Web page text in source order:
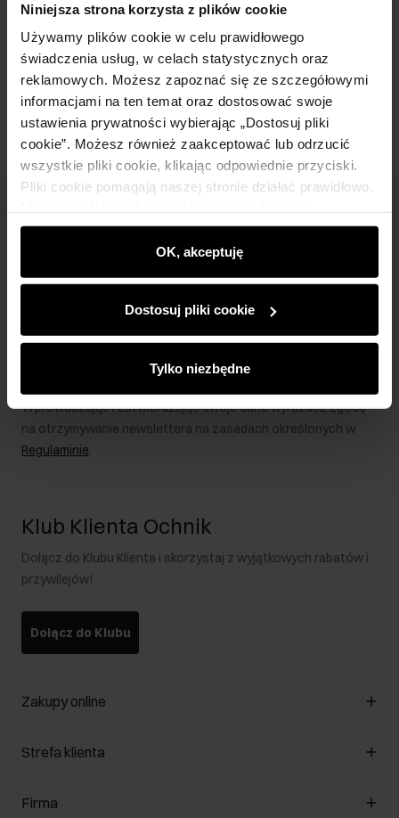
Niniejsza strona korzysta z plików cookie
Używamy plików cookie w celu prawidłowego
świadczenia usług, w celach statystycznych oraz
reklamowych. Możesz zapoznać się ze szczegółowymi
informacjami na ten temat oraz dostosować swoje
ustawienia prywatności wybierając „Dostosuj pliki
cookie”. Możesz również zaakceptować lub odrzucić
wszystkie pliki cookie, klikając odpowiednie przyciski.
Pliki cookie pomagają naszej stronie działać prawidłowo.
wyświetlać im dopasowane do ich preferencji treści,
rekomendacje oraz komunikaty reklamowe informujące o
najnowszych promocjach w e-sklepie. Informacje o tym,
partnerom społecznościowym, reklamowym i
analitycznym. Partnerzy mogą połączyć te informacje z
podczas korzystania z ich usług.
OK, akceptuję
Dostosuj pliki cookie
Tylko niezbędne
Skład
Opinie
Newsletter
Bądź na bieżąco z nowościami i promocjami!
Zapisz się
Wprowadzając i zatwierdzając swoje dane wyrażasz zgodę
na otrzymywanie newslettera na zasadach określonych w
Regulaminie.
Klub Klienta Ochnik
Dołącz do Klubu Klienta i skorzystaj z wyjątkowych rabatów i
przywilejów!
Dołącz do Klubu
Zakupy online
Zarządzaj cookies
Formy płatności
Strefa klienta
Klub Klienta
Firma